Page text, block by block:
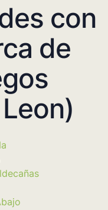
con
de